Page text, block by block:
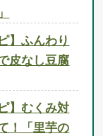
】ふんわり
皮なし豆腐
】むくみ対
！「里芋の